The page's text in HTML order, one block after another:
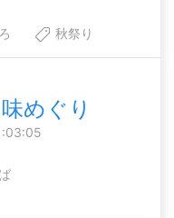
秋祭り
めぐり